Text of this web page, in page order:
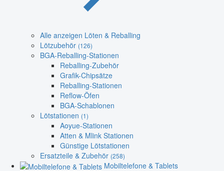
Alle anzeigen Löten & Reballing
Lötzubehör (126)
BGA-Reballing-Stationen
Reballing-Zubehör
Grafik-Chipsätze
Reballing-Stationen
Reflow-Öfen
BGA-Schablonen
Lötstationen (1)
Aoyue-Stationen
Atten & Mlink Stationen
Günstige Lötstationen
Ersatzteile & Zubehör (258)
Mobiltelefone & Tablets